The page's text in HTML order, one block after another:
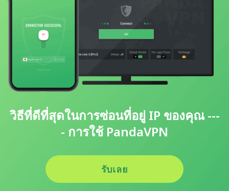
วิธีที่ดีที่สุดในการซ่อนที่อยู่ IP ของคุณ ---
- การใช้ PandaVPN
รับเลย